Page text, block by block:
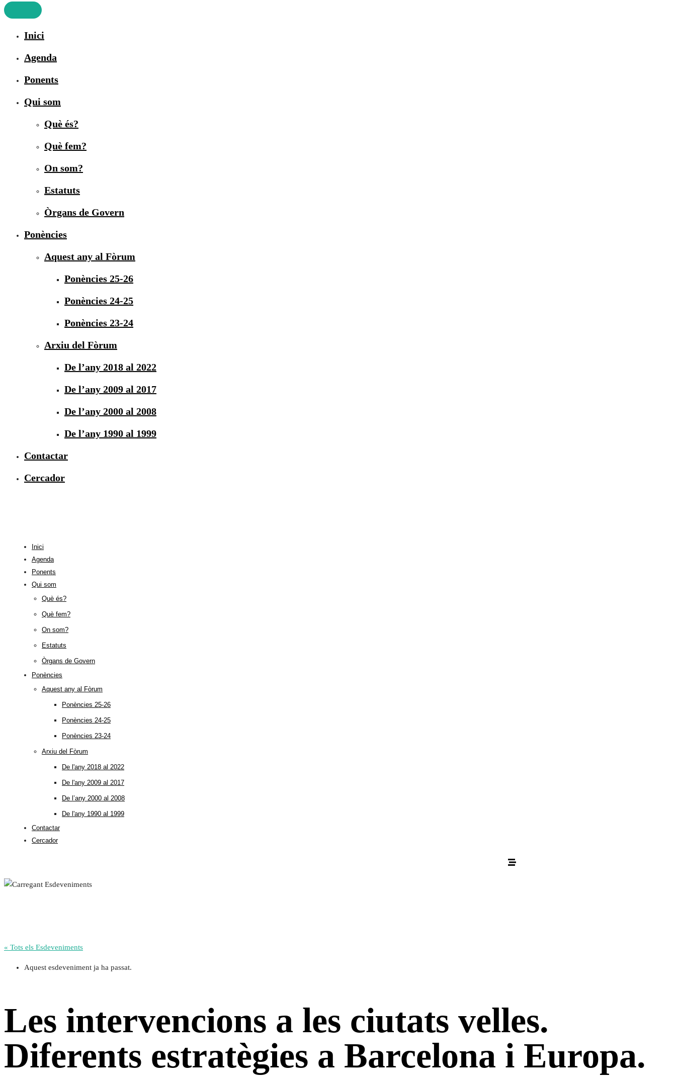
Inici
Agenda
Ponents
Qui som
Què és?
Què fem?
On som?
Estatuts
Òrgans de Govern
Ponències
Aquest any al Fòrum
Ponències 25-26
Ponències 24-25
Ponències 23-24
Arxiu del Fòrum
De l’any 2018 al 2022
De l’any 2009 al 2017
De l’any 2000 al 2008
De l’any 1990 al 1999
Contactar
Cercador
Inici
Agenda
Ponents
Qui som
Què és?
Què fem?
On som?
Estatuts
Òrgans de Govern
Ponències
Aquest any al Fòrum
Ponències 25-26
Ponències 24-25
Ponències 23-24
Arxiu del Fòrum
De l'any 2018 al 2022
De l'any 2009 al 2017
De l’any 2000 al 2008
De l'any 1990 al 1999
Contactar
Cercador
« Tots els Esdeveniments
Aquest esdeveniment ja ha passat.
Les intervencions a les ciutats velles.
Diferents estratègies a Barcelona i Europa.